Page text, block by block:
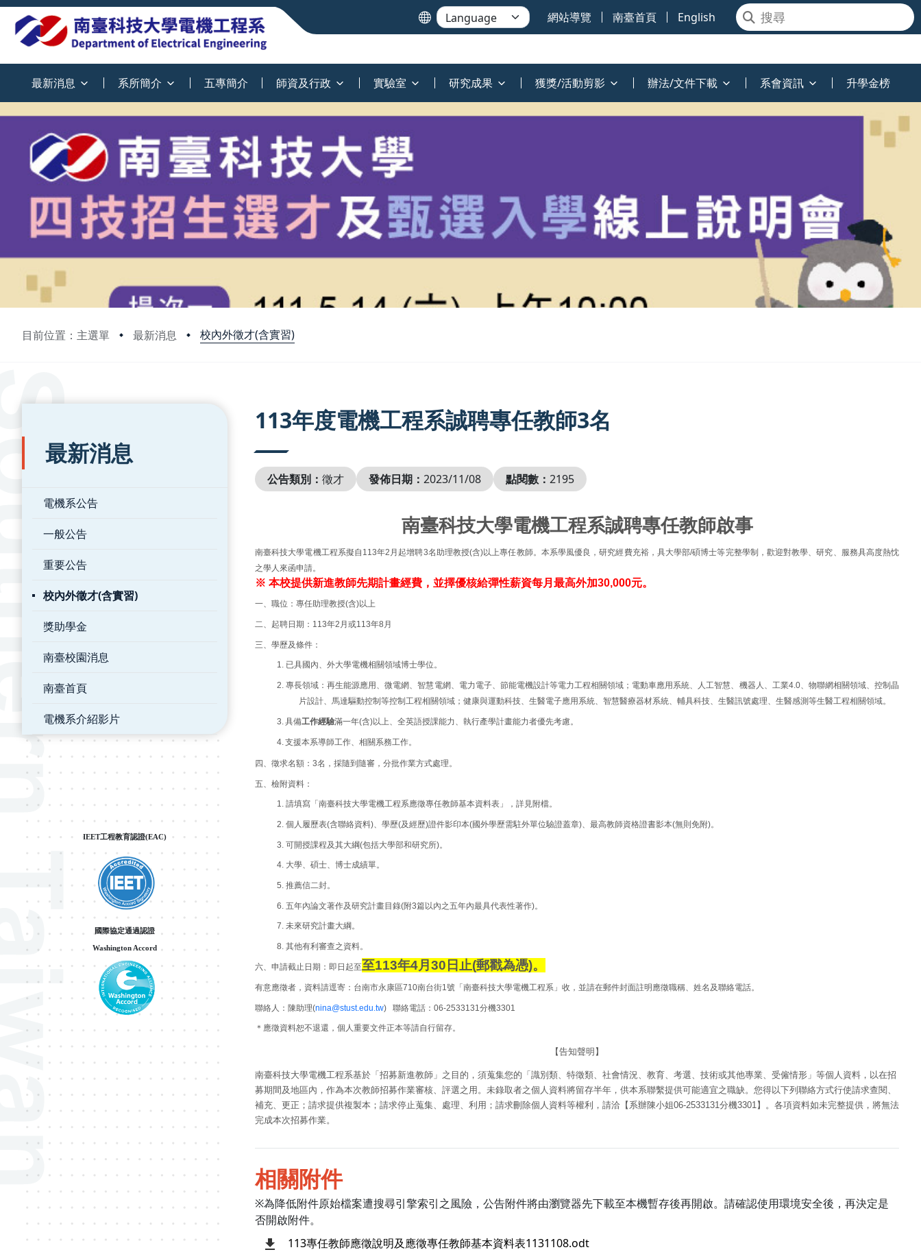
網站導覽 南臺首頁 English
最新消息 系所簡介 五專簡介 師資及行政 實驗室 研究成果 獲獎/活動剪影 辦法/文件下載 系會資訊 升學金榜
目前位置：主選單 最新消息 校內外徵才(含實習)
:::
最新消息
電機系公告
一般公告
重要公告
校內外徵才(含實習)
獎助學金
南臺校園消息
南臺首頁
電機系介紹影片
IEET工程教育認證(EAC)
國際協定通過認證
Washington Accord
113年度電機工程系誠聘專任教師3名
公告類別： 徵才 發佈日期： 2023/11/08 點閱數： 2195
南臺科技大學電機工程系誠聘專任教師啟事
南臺科技大學電機工程系擬自 113年2 月起增聘3名助理教授(含)以上專任教師。本系學風優良，研究經費充裕，具大學部/碩博士等完整學制，歡迎對教學、研究、服務具高度熱忱
之學人來函申請。
※ 本校提供新進教師先期計畫經費，並擇優核給彈性薪資每月最高外加30,000元。
一、職位：專任助理教授(含)以上
二、起聘日期： 113年2 月或113年8 月
三、學歷及條件：
1. 已具國內、外大學電機相關領域博士學位。
2.專長領域：再生能源應用、微電網、智慧電網、電力電子、節能電機設計等電力工程相關領域；電動車應用系統、人工智慧、機器人、工業4.0、物聯網相關領域、控制晶
片設計、馬達驅動控制等控制工程相關領域；健康與運動科技、生醫電子應用系統、智慧醫療器材系統、輔具科技、生醫訊號處理、生醫感測等生醫工程相關領域。
3. 具備工作經驗滿一年(含)以上、全英語授課能力、執行產學計畫能力者優先考慮。
4.支援本系導師工作、相關系務工作。
四、徵求名額： 3名，採隨到隨審，分批作業方式處理。
五、檢附資料：
1. 請填寫「南臺科技大學電機工程系應徵專任教師基本資料表」，詳見附檔。
2. 個人履歷表(含聯絡資料)、學歷(及經歷)證件影印本(國外學歷需駐外單位驗證蓋章)、最高教師資格證書影本(無則免附)。
3. 可開授課程及其大綱(包括大學部和研究所)。
4. 大學、碩士、博士成績單。
5. 推薦信二封。
6. 五年內論文著作及研究計畫目錄(附3篇以內之五年內最具代表性著作)。
7. 未來研究計畫大綱。
8. 其他有利審查之資料。
六、申請截止日期：即日起至至113年4月 30 日止(郵戳為憑)。
有意應徵者，資料請逕寄：台南市永康區710南台街1號「南臺科技大學電機工程系」收，並請在郵件封面註明應徵職稱、姓名及聯絡電話。
聯絡人：陳助理(nina@stust.edu.tw) 聯絡電話： 06-2533131 分機3301
＊應徵資料恕不退還，個人重要文件正本等請自行留存。
【告知聲明】
南臺科技大學電機工程系基於「招募新進教師」之目的，須蒐集您的「識別類、特徵類、社會情況、教育、考選、技術或其他專業、受僱情形」等個人資料，以在招
募期間及地區內，作為本次教師招募作業審核、評選之用。 未錄取者之個人資料將留存半年，供本系聯繫提供可能適宜之職缺。 您得以下列聯絡方式行使請求查閱、
補充、更正；請求提供複製本；請求停止蒐集、處理、利用；請求刪除個人資料等權利，請洽【系辦陳小姐06-2533131分機3301】。各項資料如未完整提供，將無法
完成本次招募作業。
相關附件
※為降低附件原始檔案遭搜尋引擎索引之風險，公告附件將由瀏覽器先下載至本機暫存後再開啟。請確認使用環境安全後，再決定是
否開啟附件。
113專任教師應徵說明及應徵專任教師基本資料表1131108.odt